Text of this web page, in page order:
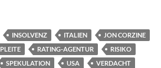
INSOLVENZ ITALIEN
JON CORZINE
PLEITE RATING-AGENTUR
RISIKO
SPEKULATION USA
VERDACHT